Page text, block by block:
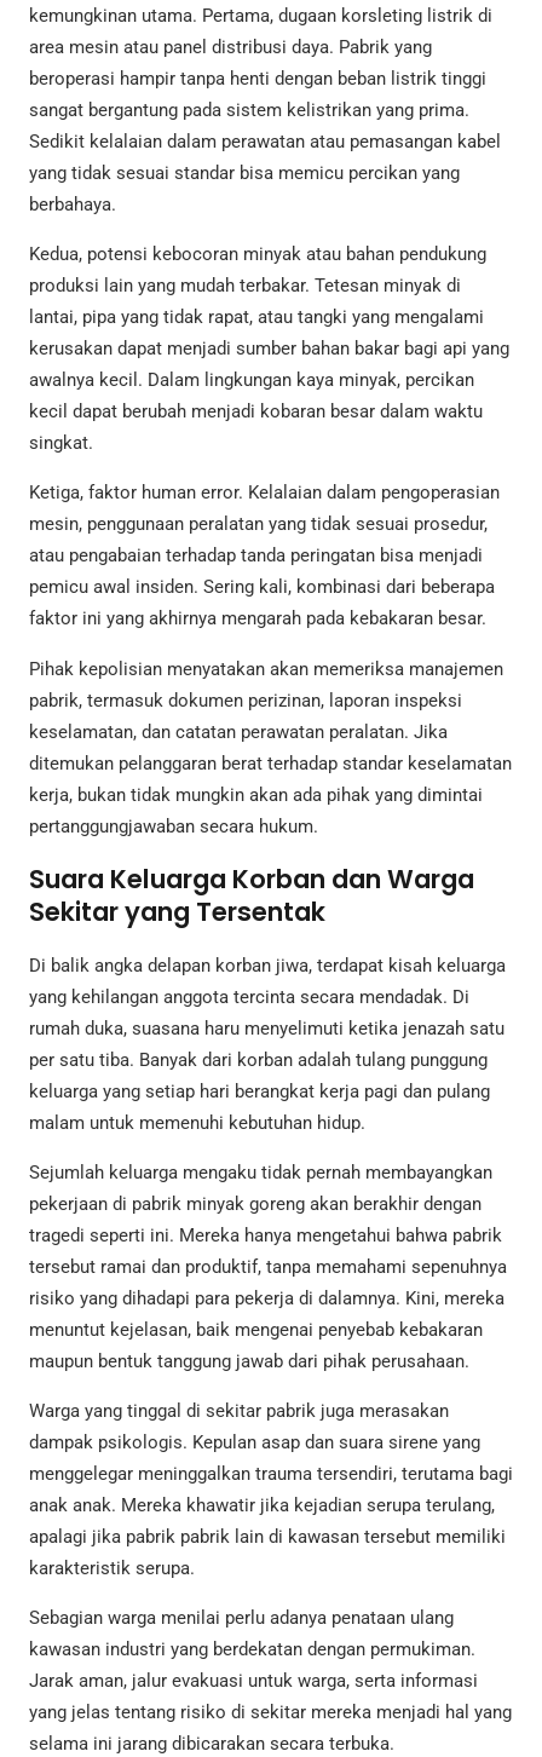
kemungkinan utama. Pertama, dugaan korsleting listrik di
area mesin atau panel distribusi daya. Pabrik yang
beroperasi hampir tanpa henti dengan beban listrik tinggi
sangat bergantung pada sistem kelistrikan yang prima.
Sedikit kelalaian dalam perawatan atau pemasangan kabel
yang tidak sesuai standar bisa memicu percikan yang
berbahaya.
Kedua, potensi kebocoran minyak atau bahan pendukung
produksi lain yang mudah terbakar. Tetesan minyak di
lantai, pipa yang tidak rapat, atau tangki yang mengalami
kerusakan dapat menjadi sumber bahan bakar bagi api yang
awalnya kecil. Dalam lingkungan kaya minyak, percikan
kecil dapat berubah menjadi kobaran besar dalam waktu
singkat.
Ketiga, faktor human error. Kelalaian dalam pengoperasian
mesin, penggunaan peralatan yang tidak sesuai prosedur,
atau pengabaian terhadap tanda peringatan bisa menjadi
pemicu awal insiden. Sering kali, kombinasi dari beberapa
faktor ini yang akhirnya mengarah pada kebakaran besar.
Pihak kepolisian menyatakan akan memeriksa manajemen
pabrik, termasuk dokumen perizinan, laporan inspeksi
keselamatan, dan catatan perawatan peralatan. Jika
ditemukan pelanggaran berat terhadap standar keselamatan
kerja, bukan tidak mungkin akan ada pihak yang dimintai
pertanggungjawaban secara hukum.
Suara Keluarga Korban dan Warga
Sekitar yang Tersentak
Di balik angka delapan korban jiwa, terdapat kisah keluarga
yang kehilangan anggota tercinta secara mendadak. Di
rumah duka, suasana haru menyelimuti ketika jenazah satu
per satu tiba. Banyak dari korban adalah tulang punggung
keluarga yang setiap hari berangkat kerja pagi dan pulang
malam untuk memenuhi kebutuhan hidup.
Sejumlah keluarga mengaku tidak pernah membayangkan
pekerjaan di pabrik minyak goreng akan berakhir dengan
tragedi seperti ini. Mereka hanya mengetahui bahwa pabrik
tersebut ramai dan produktif, tanpa memahami sepenuhnya
risiko yang dihadapi para pekerja di dalamnya. Kini, mereka
menuntut kejelasan, baik mengenai penyebab kebakaran
maupun bentuk tanggung jawab dari pihak perusahaan.
Warga yang tinggal di sekitar pabrik juga merasakan
dampak psikologis. Kepulan asap dan suara sirene yang
menggelegar meninggalkan trauma tersendiri, terutama bagi
anak anak. Mereka khawatir jika kejadian serupa terulang,
apalagi jika pabrik pabrik lain di kawasan tersebut memiliki
karakteristik serupa.
Sebagian warga menilai perlu adanya penataan ulang
kawasan industri yang berdekatan dengan permukiman.
Jarak aman, jalur evakuasi untuk warga, serta informasi
yang jelas tentang risiko di sekitar mereka menjadi hal yang
selama ini jarang dibicarakan secara terbuka.